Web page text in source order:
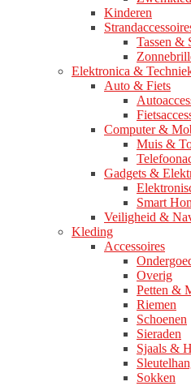
Kinderen
Tassen &
Elektronica &
Auto & Fiets
Computer &
Muis &
Gadgets &
Smart
Veiligheid &
Kleding
Accessoires
Overig
Petten &
Riemen
Schoenen
Sieraden
Sjaals &
Sokken